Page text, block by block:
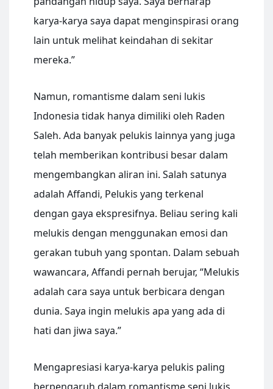
karya-karya saya dapat menginspirasi orang
lain untuk melihat keindahan di sekitar
mereka.”
Namun, romantisme dalam seni lukis
Indonesia tidak hanya dimiliki oleh Raden
Saleh. Ada banyak pelukis lainnya yang juga
telah memberikan kontribusi besar dalam
mengembangkan aliran ini. Salah satunya
adalah Affandi, Pelukis yang terkenal
dengan gaya ekspresifnya. Beliau sering kali
melukis dengan menggunakan emosi dan
gerakan tubuh yang spontan. Dalam sebuah
wawancara, Affandi pernah berujar, “Melukis
adalah cara saya untuk berbicara dengan
dunia. Saya ingin melukis apa yang ada di
hati dan jiwa saya.”
Mengapresiasi karya-karya pelukis paling